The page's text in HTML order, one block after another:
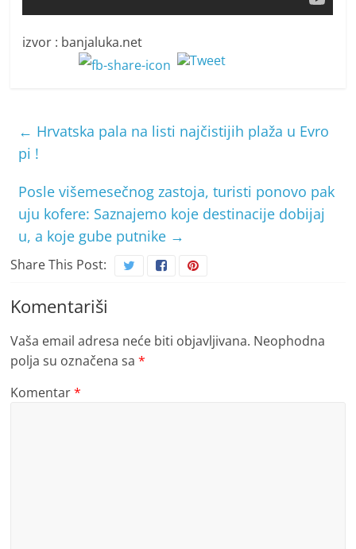
izvor : banjaluka.net
← Hrvatska pala na listi najčistijih plaža u Evro
pi !
Posle višemesečnog zastoja, turisti ponovo pak
uju kofere: Saznajemo koje destinacije dobijaj
u, a koje gube putnike →
Share This Post:
Komentariši
Vaša email adresa neće biti objavljivana. Neophodna
polja su označena sa*
Komentar*